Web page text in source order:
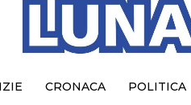
CRONACA POLITICA